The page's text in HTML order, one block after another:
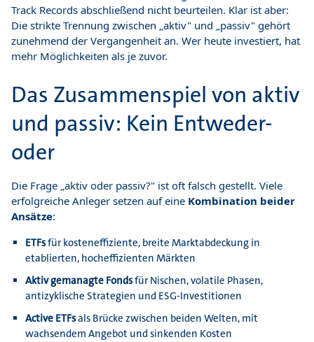
Track Records abschließend nicht beurteilen. Klar ist aber:
Die strikte Trennung zwischen „aktiv" und „passiv" gehört
zunehmend der Vergangenheit an. Wer heute investiert, hat
mehr Möglichkeiten als je zuvor.
Das Zusammenspiel von aktiv
und passiv: Kein Entweder-
oder
Die Frage „aktiv oder passiv?" ist oft falsch gestellt. Viele
erfolgreiche Anleger setzen auf eine Kombination beider
Ansätze:
ETFsfür kosteneffiziente, breite Marktabdeckung in
etablierten, hocheffizienten Märkten
Aktiv gemanagte Fondsfür Nischen, volatile Phasen,
antizyklische Strategien und ESG-Investitionen
Active ETFsals Brücke zwischen beiden Welten, mit
wachsendem Angebot und sinkenden Kosten